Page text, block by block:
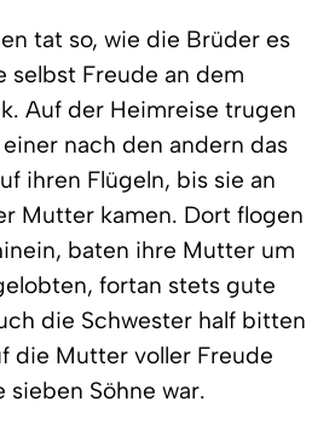
tat so, wie die Brüder es
selbst Freude an dem
Auf der Heimreise trugen
nach den andern das
ihren Flügeln, bis sie an
Mutter kamen. Dort flogen
baten ihre Mutter um
fortan stets gute
die Schwester half bitten
die Mutter voller Freude
Söhne war.